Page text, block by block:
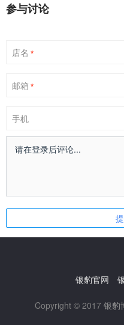
参与讨论
店名 *
邮箱 *
手机
银豹官网
Copyright © 2017 银豹